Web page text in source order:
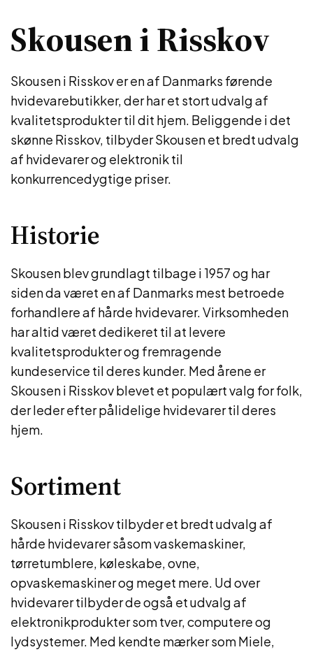
Skousen i Risskov
Skousen i Risskov er en af ​​Danmarks førende
hvidevarebutikker, der har et stort udvalg af
kvalitetsprodukter til dit hjem. Beliggende i det
skønne Risskov, tilbyder Skousen et bredt udvalg
af hvidevarer og elektronik til
konkurrencedygtige priser.
Historie
Skousen blev grundlagt tilbage i 1957 og har
siden da været en af Danmarks mest betroede
forhandlere af hårde hvidevarer. Virksomheden
har altid været dedikeret til at levere
kvalitetsprodukter og fremragende
kundeservice til deres kunder. Med årene er
Skousen i Risskov blevet et populært valg for folk,
der leder efter pålidelige hvidevarer til deres
hjem.
Sortiment
Skousen i Risskov tilbyder et bredt udvalg af
hårde hvidevarer såsom vaskemaskiner,
tørretumblere, køleskabe, ovne,
opvaskemaskiner og meget mere. Ud over
hvidevarer tilbyder de også et udvalg af
elektronikprodukter som tver, computere og
lydsystemer. Med kendte mærker som Miele,